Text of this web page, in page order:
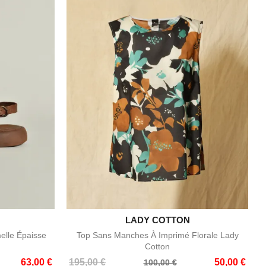
Épaisse
63,00 €
Aperçu rapide
LADY COTTON
Top Sans Manches À Imprimé Florale Lady
Cotton
195,00 €
Prix
100,00 € 50,00 €
Prix